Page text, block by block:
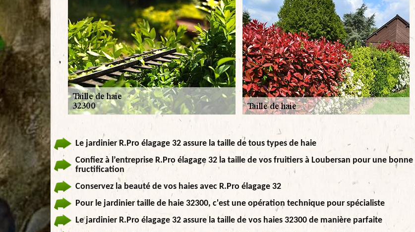
Le jardinier R.Pro élagage 32 assure la taille de tous types de haie
Confiez à l’entreprise R.Pro élagage 32 la taille de vos fruitiers à Loubersan pour une bonne
fructification
Conservez la beauté de vos haies avec R.Pro élagage 32
Pour le jardinier taille de haie 32300, c'est une opération technique pour spécialiste
Le jardinier R.Pro élagage 32 assure la taille de vos haies 32300 de manière parfaite